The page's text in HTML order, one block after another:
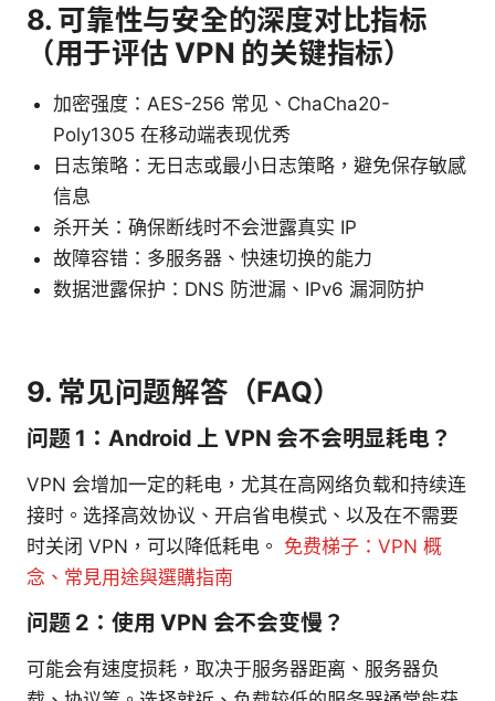
8. 可靠性与安全的深度对比指标
（用于评估 VPN 的关键指标）
加密强度：AES-256 常见、ChaCha20-
Poly1305 在移动端表现优秀
日志策略：无日志或最小日志策略，避免保存敏感
信息
杀开关：确保断线时不会泄露真实 IP
故障容错：多服务器、快速切换的能力
数据泄露保护：DNS 防泄漏、IPv6 漏洞防护
9. 常见问题解答（FAQ）
问题 1：Android 上 VPN 会不会明显耗电？
VPN 会增加一定的耗电，尤其在高网络负载和持续连
接时。选择高效协议、开启省电模式、以及在不需要
时关闭 VPN，可以降低耗电。 免费梯子：VPN 概
念、常見用途與選購指南
问题 2：使用 VPN 会不会变慢？
可能会有速度损耗，取决于服务器距离、服务器负